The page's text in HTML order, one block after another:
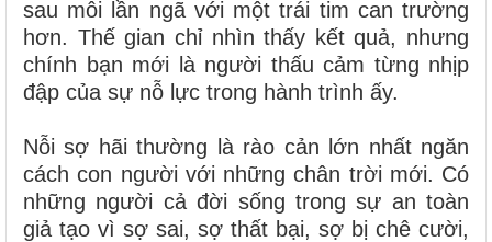
sau mỗi lần ngã với một trái tim can trường
hơn. Thế gian chỉ nhìn thấy kết quả, nhưng
chính bạn mới là người thấu cảm từng nhịp
đập của sự nỗ lực trong hành trình ấy.
Nỗi sợ hãi thường là rào cản lớn nhất ngăn
cách con người với những chân trời mới. Có
những người cả đời sống trong sự an toàn
giả tạo vì sợ sai, sợ thất bại, sợ bị chê cười,